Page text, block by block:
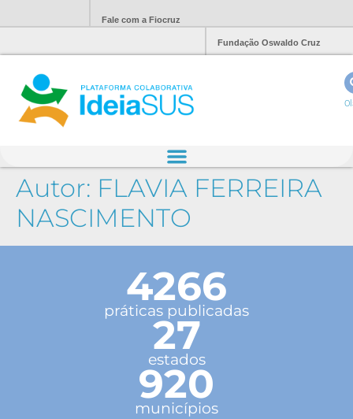
Fale com a Fiocruz
Fundação Oswaldo Cruz
Autor: FLAVIA FERREIRA
NASCIMENTO
4266
práticas publicadas
27
estados
920
municípios